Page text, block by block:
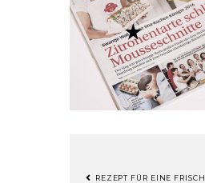
REZEPT FÜR EINE